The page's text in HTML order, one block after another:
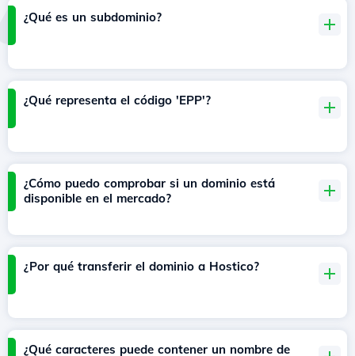
¿Qué es un subdominio?
¿Qué representa el código 'EPP'?
¿Cómo puedo comprobar si un dominio está
disponible en el mercado?
¿Por qué transferir el dominio a Hostico?
¿Qué caracteres puede contener un nombre de